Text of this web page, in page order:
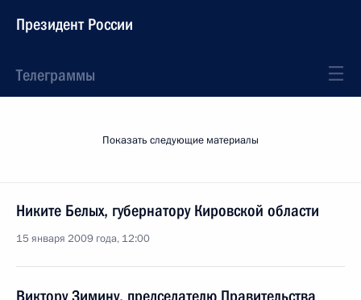
Президент России
Телеграммы
Показать следующие материалы
Никите Белых, губернатору Кировской области
15 января 2009 года, 12:00
Виктору Зимину, председателю Правительства